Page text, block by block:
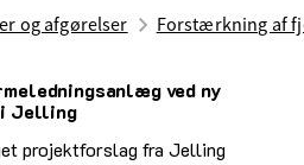
og afgørelser Forstærkning af
ved ny
i Jelling
projektforslag fra Jelling